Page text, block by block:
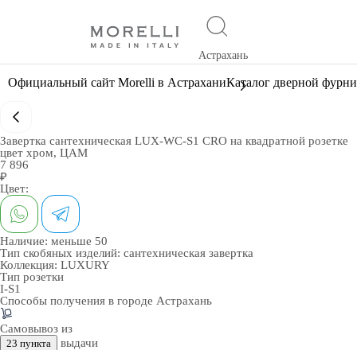
Астрахань
Официальный сайт Morelli в АстраханиКаталог дверной
Завертка сантехническая LUX-WC-S1 CRO на квадратной розетке
цвет хром, ЦАМ
7 896
₽
Цвет:
Наличие: меньше 50
Тип скобяных изделий: сантехническая завертка
Коллекция: LUXURY
Тип розетки
I-S1
Способы получения в городе Астрахань
Самовывоз из
23 пункта
выдачи